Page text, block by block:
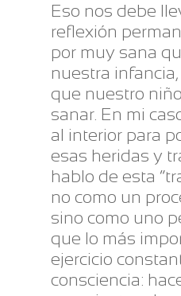
Eso nos debe
reflexión
por muy sana
nuestra
que nuestro
sanar. En mi
al interior para
esas heridas y
hablo de esta
no como un
sino como uno
que lo más
ejercicio
consciencia: